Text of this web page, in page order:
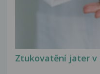
Ztukovatění jater v